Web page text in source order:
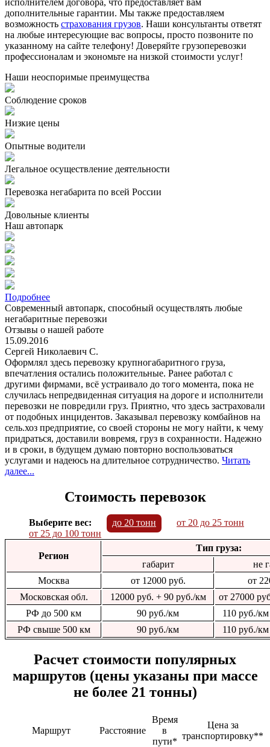
дополнительные гарантии. Мы также предоставляем
возможность страхования грузов. Наши консультанты ответят
на любые интересующие вас вопросы, просто позвоните по
указанному на сайте телефону! Доверяйте грузоперевозки
профессионалам и экономьте на низкой стоимости услуг!
Наши неоспоримые преимущества
Соблюдение сроков
Низкие цены
Опытные водители
Легальное осуществление деятельности
Перевозка негабарита по всей России
Довольные клиенты
Наш автопарк
Подробнее
Современный автопарк, способный осуществлять любые
негабаритные перевозки
Отзывы о нашей работе
15.09.2016
Сергей Николаевич С.
Оформлял здесь перевозку крупногабаритного груза,
впечатления остались положительные. Ранее работал с
другими фирмами, всё устраивало до того момента, пока не
случилась непредвиденная ситуация на дороге и исполнители
перевозки не повредили груз. Приятно, что здесь застраховали
от подобных инцидентов. Заказывал перевозку комбайнов на
сель.хоз предприятие, со своей стороны не могу найти, к чему
придраться, доставили вовремя, груз в сохранности. Надежно
и в сроки, в будущем думаю повторно воспользоваться
услугами и надеюсь на длительное сотрудничество. Читать
далее...
Стоимость перевозок
Выберите вес: до 20 тонн
от 20 до 25 тонн
от 25 до 100 тонн
Регион
Тип груза:
габарит
не
Москва
от 12000 руб.
от
Московская обл.
12000 руб. + 90 руб./км
от 27000
РФ до 500 км
90 руб./км
110 руб./
РФ свыше 500 км
90 руб./км 110 руб./
Расчет стоимости популярных
маршрутов (цены указаны при массе
не более 21 тонны)
Маршрут Расстояние
Время
в
пути*
Цена за
транспортировку**